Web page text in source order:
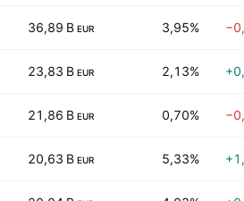
36,89 B EUR 3,95%
23,83 B EUR 2,13%
21,86 B EUR 0,70%
20,63 B EUR 5,33%